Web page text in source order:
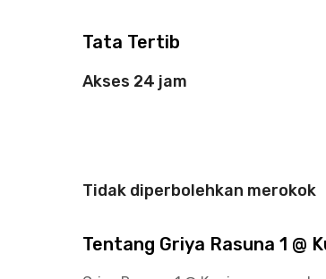
Tata Tertib
Akses 24 jam
Tidak diperbolehkan merokok
Tentang Griya Rasuna 1 @